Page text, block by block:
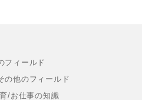
フィールド
の他のフィールド
/お仕事の知識